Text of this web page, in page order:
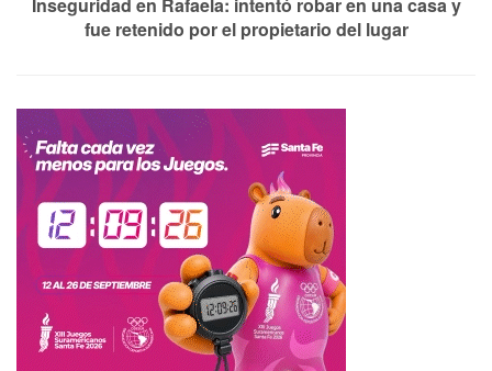
Inseguridad en Rafaela: intentó robar en una casa y
fue retenido por el propietario del lugar